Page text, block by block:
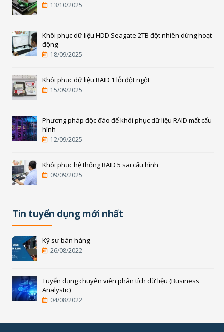
13/10/2025
Khôi phục dữ liệu HDD Seagate 2TB đột nhiên dừng hoạt
động
18/09/2025
Khôi phục dữ liệu RAID 1 lỗi đột ngột
15/09/2025
Phương pháp độc đáo để khôi phục dữ liệu RAID mất cấu
hình
12/09/2025
Khôi phục hệ thống RAID 5 sai cấu hình
09/09/2025
Tin tuyển dụng mới nhất
Kỹ sư bán hàng
26/08/2022
Tuyển dụng chuyên viên phân tích dữ liệu (Business
Analystic)
04/08/2022